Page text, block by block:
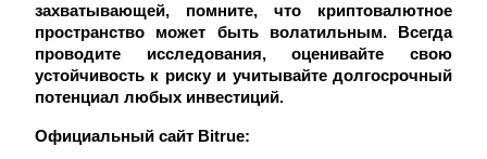
захватывающей, помните, что криптовалютное
пространство может быть волатильным.
Всегда
проводите исследования, оценивайте свою
устойчивость к риску и учитывайте долгосрочный
потенциал любых инвестиций.
Официальный сайт Bitrue: